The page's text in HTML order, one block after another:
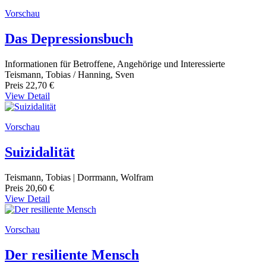
Vorschau
Das Depressionsbuch
Informationen für Betroffene, Angehörige und Interessierte
Teismann, Tobias / Hanning, Sven
Preis 22,70 €
View Detail
Vorschau
Suizidalität
Teismann, Tobias | Dorrmann, Wolfram
Preis 20,60 €
View Detail
Vorschau
Der resiliente Mensch